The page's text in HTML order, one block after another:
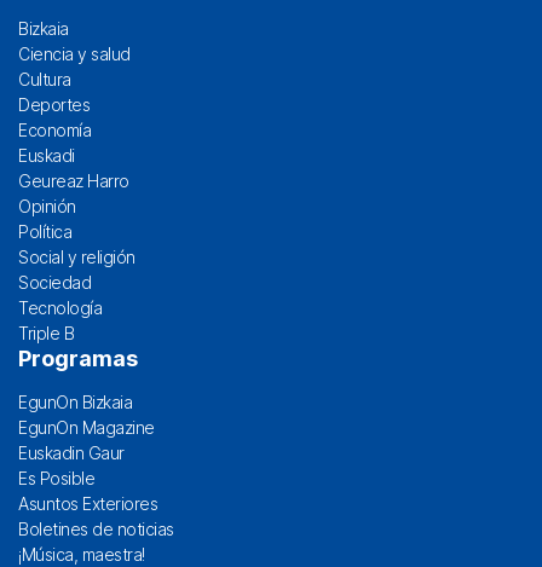
Bizkaia
Ciencia y salud
Cultura
Deportes
Economía
Euskadi
Geureaz Harro
Opinión
Política
Social y religión
Sociedad
Tecnología
Triple B
Programas
EgunOn Bizkaia
EgunOn Magazine
Euskadin Gaur
Es Posible
Asuntos Exteriores
Boletines de noticias
¡Música, maestra!